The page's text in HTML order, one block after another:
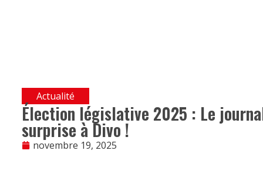
Actualité
Élection législative 2025 : Le
surprise à Divo !
novembre 19, 2025